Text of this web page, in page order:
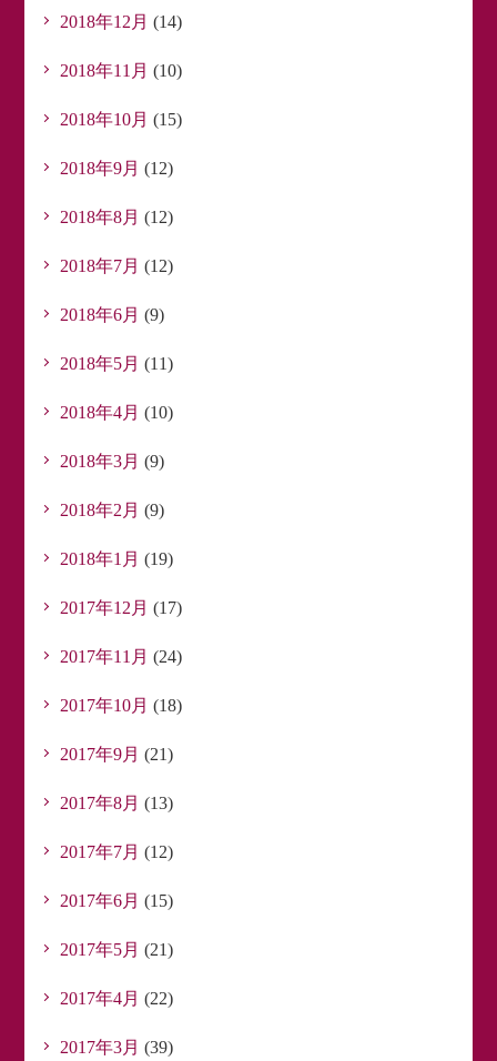
2018年12月 (14)
2018年11月 (10)
2018年10月 (15)
2018年9月 (12)
2018年8月 (12)
2018年7月 (12)
2018年6月 (9)
2018年5月 (11)
2018年4月 (10)
2018年3月 (9)
2018年2月 (9)
2018年1月 (19)
2017年12月 (17)
2017年11月 (24)
2017年10月 (18)
2017年9月 (21)
2017年8月 (13)
2017年7月 (12)
2017年6月 (15)
2017年5月 (21)
2017年4月 (22)
2017年3月 (39)